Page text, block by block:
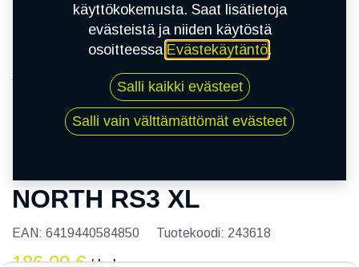
215/55R17 98R NORDMAN NORTH RS3 XL
NORTH RS3 XL
EAN: 6419440584850 Tuotekoodi: 243618
186,00€
käyttökokemusta. Saat lisätietoja
evästeistä ja niiden käytöstä
osoitteessa Evästekäytäntö.
Salli kaikki evästeet
Salli vain välttämättömät evästeet